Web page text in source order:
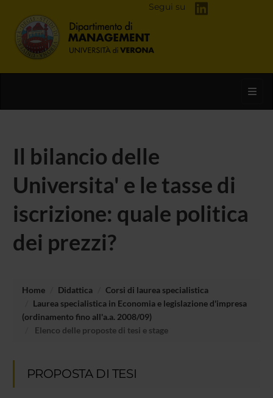
Segui su
Il bilancio delle
Universita' e le tasse di
iscrizione: quale politica
dei prezzi?
Home Didattica
Corsi di laurea specialistica
Laurea specialistica in Economia e legislazione d'impresa
(ordinamento fino all'a.a. 2008/09)
Elenco delle proposte di tesi e stage
PROPOSTA DI TESI